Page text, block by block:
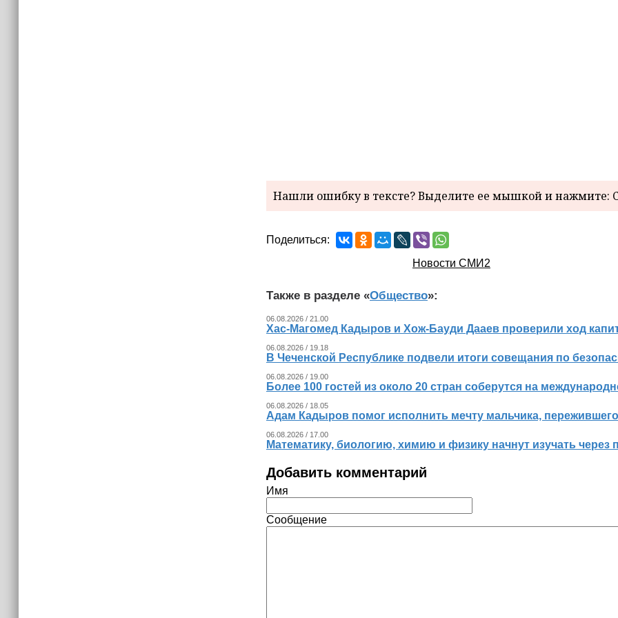
Нашли ошибку в тексте? Выделите ее мышкой и нажмите:
Поделиться:
Новости СМИ2
Также в разделе «Общество»:
06.08.2026 / 21.00
Хас-Магомед Кадыров и Хож-Бауди Дааев проверили ход
06.08.2026 / 19.18
В Чеченской Республике подвели итоги совещания по
06.08.2026 / 19.00
Более 100 гостей из около 20 стран соберутся на
06.08.2026 / 18.05
Адам Кадыров помог исполнить мечту мальчика,
06.08.2026 / 17.00
Математику, биологию, химию и физику начнут изучать
Добавить комментарий
Имя
Сообщение